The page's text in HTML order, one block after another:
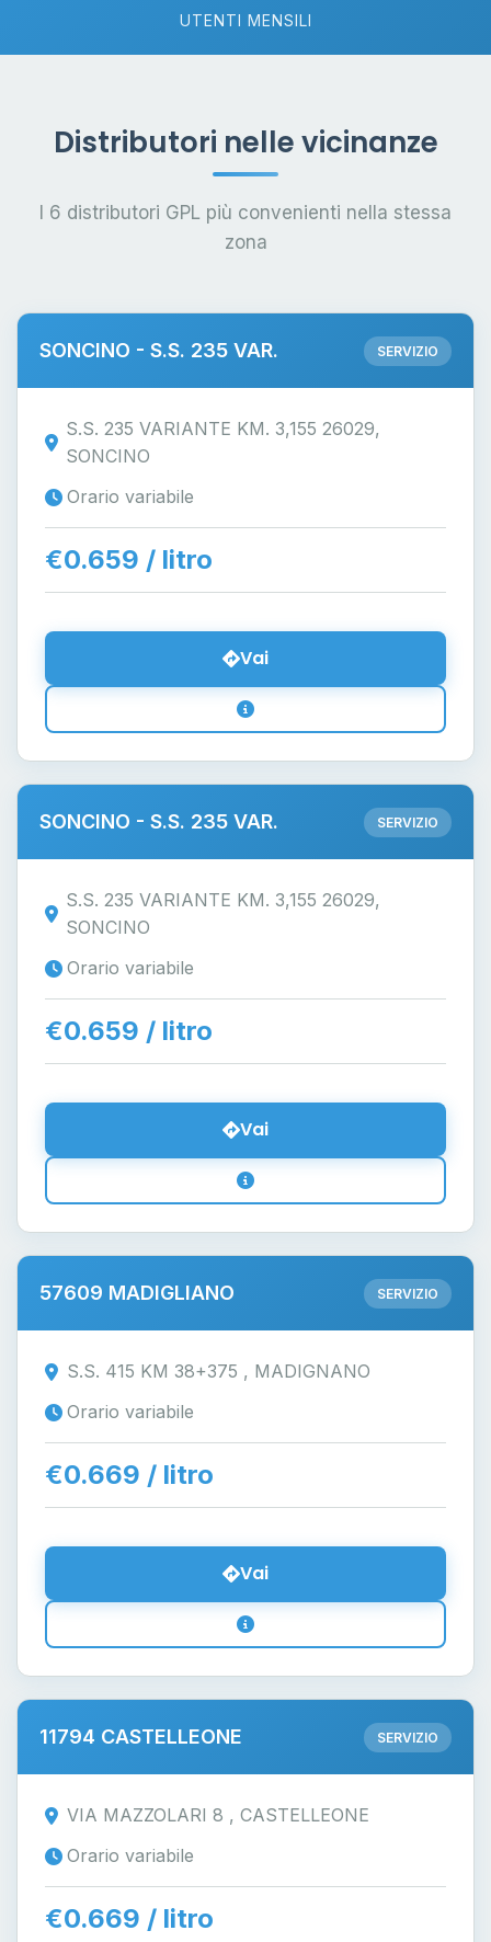
UTENTI MENSILI
Distributori nelle vicinanze
I 6 distributori GPL più convenienti nella stessa
zona
SONCINO - S.S. 235 VAR. SERVIZIO
S.S. 235 VARIANTE KM. 3,155 26029,
SONCINO
Orario variabile
€0.659 / litro
Vai
SONCINO - S.S. 235 VAR. SERVIZIO
S.S. 235 VARIANTE KM. 3,155 26029,
SONCINO
Orario variabile
€0.659 / litro
Vai
57609 MADIGLIANO SERVIZIO
S.S. 415 KM 38+375 , MADIGNANO
Orario variabile
€0.669 / litro
Vai
11794 CASTELLEONE SERVIZIO
VIA MAZZOLARI 8 , CASTELLEONE
Orario variabile
€0.669 / litro